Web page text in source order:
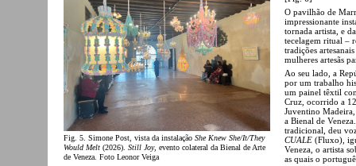
Fig. 5. Simone Post, vista da instalação She Knew She/It/They
Would Melt (2026). Still Joy, evento colateral da Bienal de Arte
de Veneza. Foto Leonor Veiga
O pavilhão de
impressionante
tornada artista, e
tecelagem ritual –
tradições
mulheres artesãs
Ao seu lado, a
por um trabalho
um painel têxtil
Cruz, ocorrido a
Juventino
a Bienal de
tradicional, deu
CUALE (Fluxo),
Veneza, o artista
as quais o